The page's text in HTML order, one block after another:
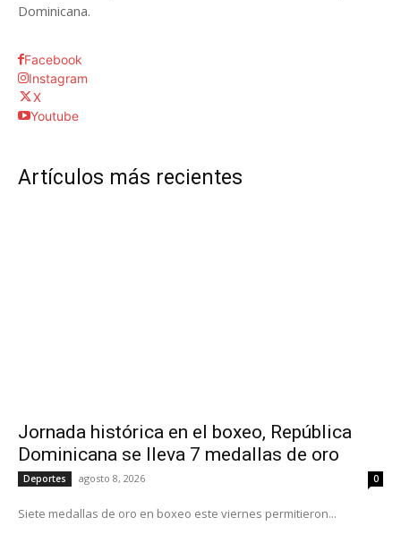
Dominicana.
Facebook
Instagram
X
Youtube
Artículos más recientes
Jornada histórica en el boxeo, República
Dominicana se lleva 7 medallas de oro
Deportes agosto 8, 2026 0
Siete medallas de oro en boxeo este viernes permitieron...